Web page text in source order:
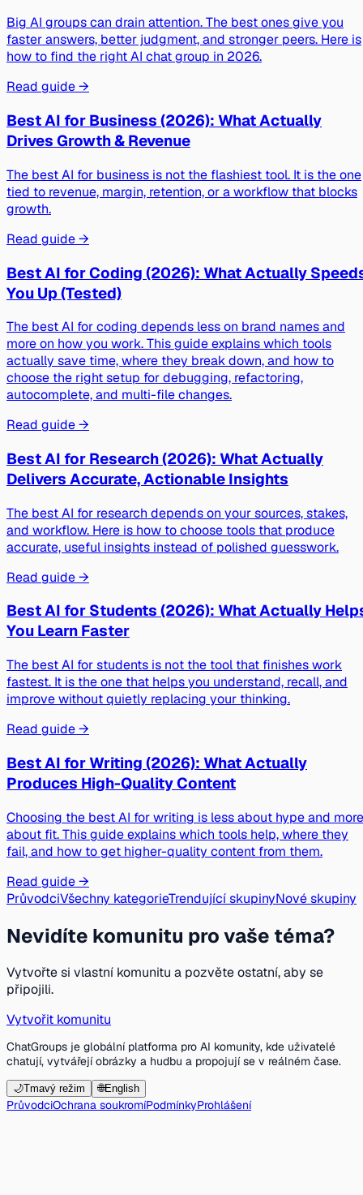
Big AI groups can drain attention. The best ones give you
faster answers, better judgment, and stronger peers. Here is
how to find the right AI chat group in 2026.
Read guide →
Best AI for Business (2026): What Actually
Drives Growth & Revenue
The best AI for business is not the flashiest tool. It is the one
tied to revenue, margin, retention, or a workflow that blocks
growth.
Read guide →
Best AI for Coding (2026): What Actually
You Up (Tested)
The best AI for coding depends less on brand names and
more on how you work. This guide explains which tools
actually save time, where they break down, and how to
choose the right setup for debugging, refactoring,
autocomplete, and multi-file changes.
Read guide →
Best AI for Research (2026): What Actually
Delivers Accurate, Actionable Insights
The best AI for research depends on your sources, stakes,
and workflow. Here is how to choose tools that produce
accurate, useful insights instead of polished guesswork.
Read guide →
Best AI for Students (2026): What Actually
You Learn Faster
The best AI for students is not the tool that finishes work
fastest. It is the one that helps you understand, recall, and
improve without quietly replacing your thinking.
Read guide →
Best AI for Writing (2026): What Actually
Produces High-Quality Content
Choosing the best AI for writing is less about hype and more
about fit. This guide explains which tools help, where they
fail, and how to get higher-quality content from them.
Read guide →
PrůvodciVšechny kategorieTrendující skupinyNové skupiny
Nevidíte komunitu pro vaše téma?
Vytvořte si vlastní komunitu a pozvěte ostatní, aby se
připojili.
Vytvořit komunitu
ChatGroups je globální platforma pro AI komunity, kde uživatelé
chatují, vytvářejí obrázky a hudbu a propojují se v reálném čase.
🌙Tmavý režim 🌐English
PrůvodciOchrana soukromíPodmínkyProhlášení